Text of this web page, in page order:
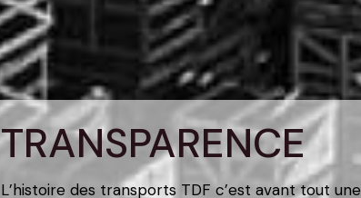
TRANSPARENCE
L’histoire des transports TDF c’est avant tout une